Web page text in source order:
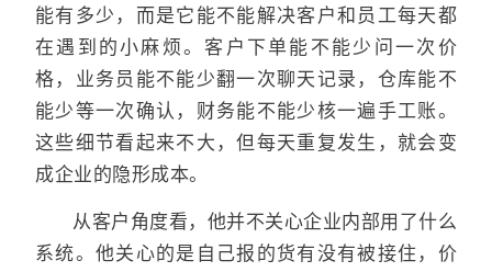
能有多少，而是它能不能解决客户和员工每天都
在遇到的小麻烦。客户下单能不能少问一次价
格，业务员能不能少翻一次聊天记录，仓库能不
能少等一次确认，财务能不能少核一遍手工账。
这些细节看起来不大，但每天重复发生，就会变
成企业的隐形成本。
从客户角度看，他并不关心企业内部用了什么
系统。他关心的是自己报的货有没有被接住，价